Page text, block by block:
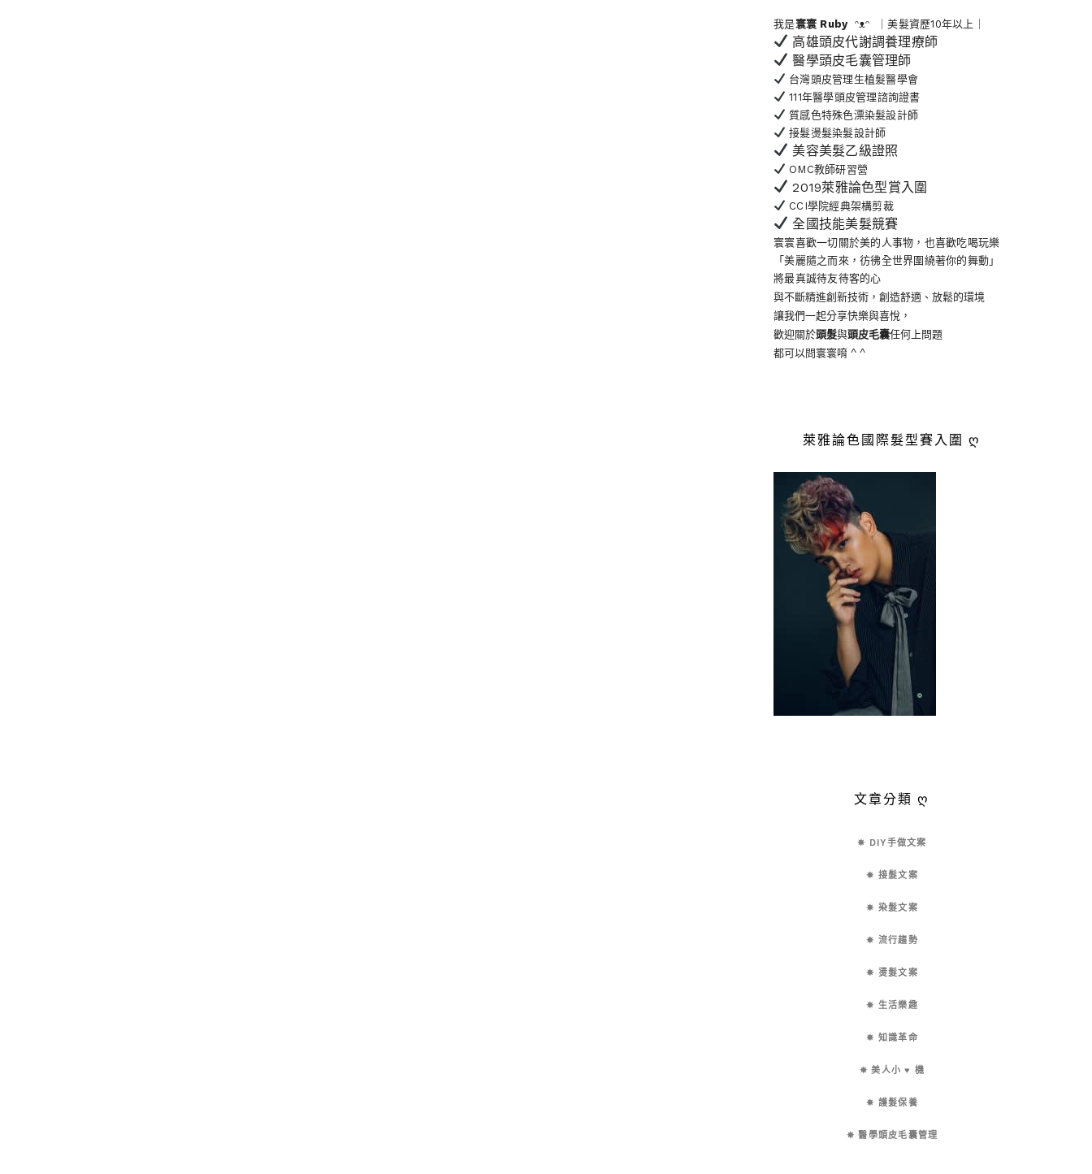
我是寰寰 Ruby ᵔᴥᵔ ｜美髮資歷10年以上｜
高雄頭皮代謝調養理療師
醫學頭皮毛囊管理師
台灣頭皮管理生植髮醫學會
111年醫學頭皮管理諮詢證書
質感色特殊色漂染髮設計師
接髮燙髮染髮設計師
美容美髮乙級證照
OMC教師研習營
2019萊雅論色型賞入圍
CCI學院經典架構剪裁
全國技能美髮競賽
寰寰喜歡一切關於美的人事物 ，也喜歡吃喝玩樂
「美麗隨之而來，彷彿全世界圍繞著你的舞動」
將最真誠待友待客的心
與不斷精進創新技術，創造舒適、放鬆的環境
讓我們一起分享快樂與喜悅，
歡迎關於頭髮與頭皮毛囊任何上問題
都可以問寰寰唷 ^ ^
萊雅論色國際髮型賽入圍 ღ
文章分類 ღ
✵ DIY手做文案
✵ 接髮文案
✵ 染髮文案
✵ 流行趨勢
✵ 燙髮文案
✵ 生活樂趣
✵ 知識革命
✵ 美人小 ♥ 機
✵ 護髮保養
✵ 醫學頭皮毛囊管理